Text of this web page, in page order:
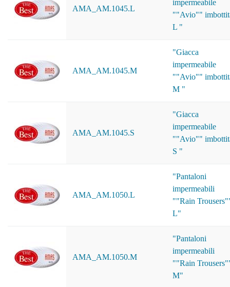
AMA_AM.1045.L
impermeabile
""Avio""
L "
AMA_AM.1045.M
"Giacca
impermeabile
""Avio""
M "
AMA_AM.1045.S
"Giacca
impermeabile
""Avio""
S "
AMA_AM.1050.L
"Pantaloni
impermeabili
""Rain
L"
AMA_AM.1050.M
"Pantaloni
impermeabili
""Rain
M"